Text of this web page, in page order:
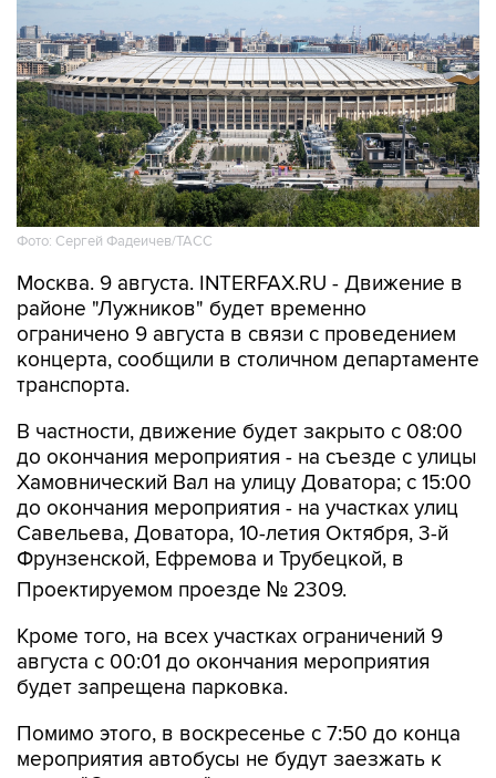
Фото: Сергей Фадеичев/ТАСС
Москва. 9 августа. INTERFAX.RU - Движение в
районе "Лужников" будет временно
ограничено 9 августа в связи с проведением
концерта, сообщили в столичном департаменте
транспорта.
В частности, движение будет закрыто с 08:00
до окончания мероприятия - на съезде с улицы
Хамовнический Вал на улицу Доватора; с 15:00
до окончания мероприятия - на участках улиц
Савельева, Доватора, 10-летия Октября, 3-й
Фрунзенской, Ефремова и Трубецкой, в
Проектируемом проезде № 2309.
Кроме того, на всех участках ограничений 9
августа с 00:01 до окончания мероприятия
будет запрещена парковка.
Помимо этого, в воскресенье с 7:50 до конца
мероприятия автобусы не будут заезжать к